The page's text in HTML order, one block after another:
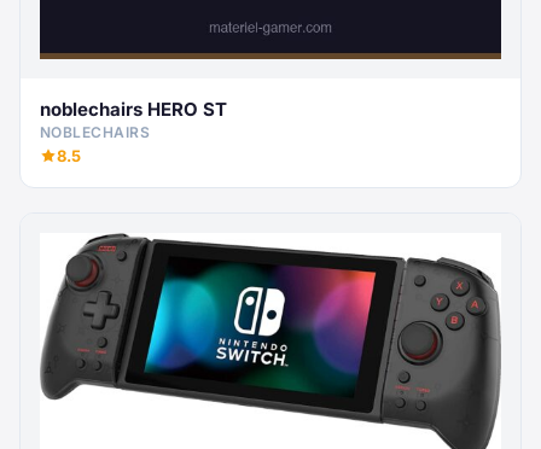
noblechairs HERO ST
NOBLECHAIRS
8.5